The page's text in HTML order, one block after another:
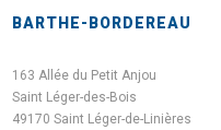
BARTHE-BORDEREAU
163 Allée du Petit Anjou
Saint Léger-des-Bois
49170 Saint Léger-de-Linières